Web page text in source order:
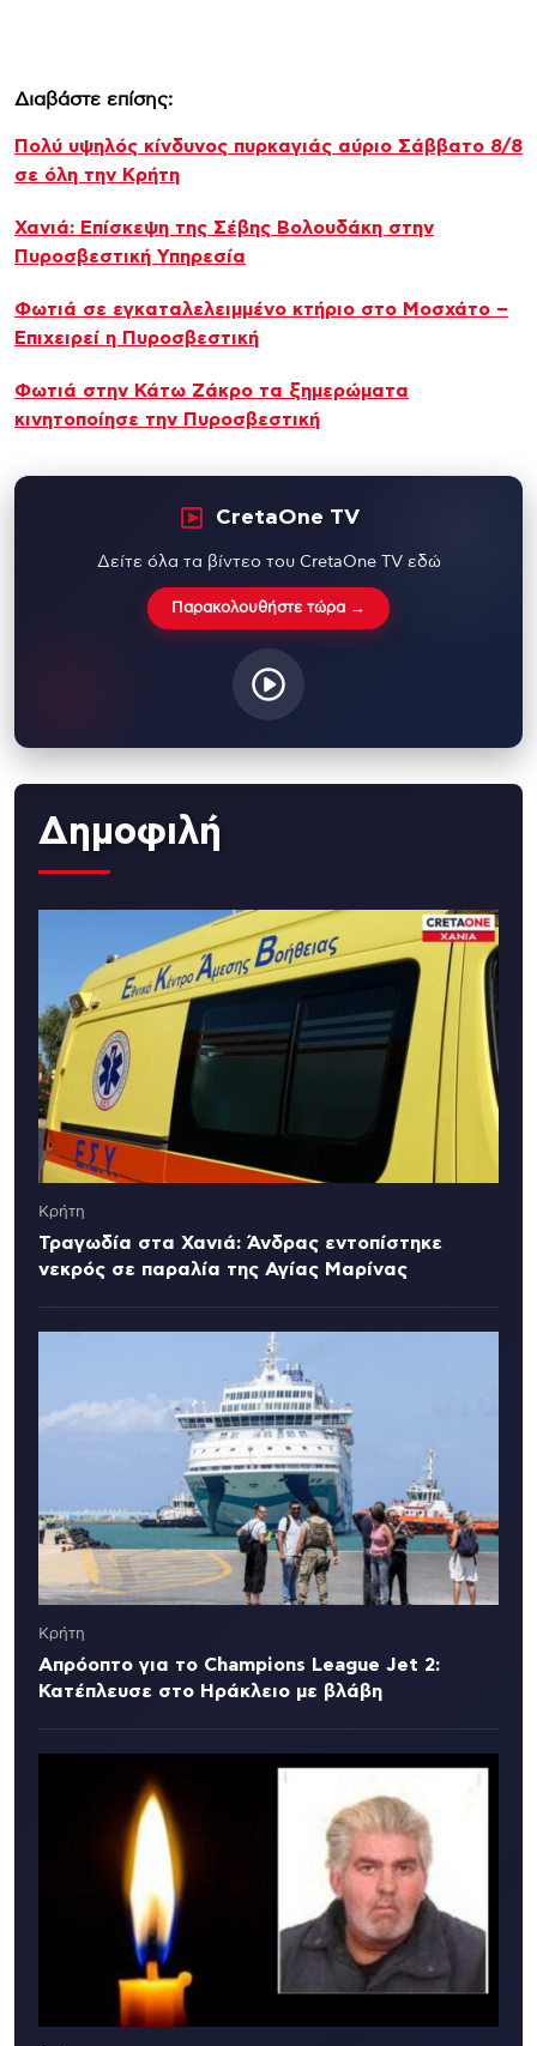
Διαβάστε επίσης:
Πολύ υψηλός κίνδυνος πυρκαγιάς αύριο Σάββατο 8/8
σε όλη την Κρήτη
Χανιά: Επίσκεψη της Σέβης Βολουδάκη στην
Πυροσβεστική Υπηρεσία
Φωτιά σε εγκαταλελειμμένο κτήριο στο Μοσχάτο –
Επιχειρεί η Πυροσβεστική
Φωτιά στην Κάτω Ζάκρο τα ξημερώματα
κινητοποίησε την Πυροσβεστική
CretaOne TV
Δείτε όλα τα βίντεο του CretaOne TV εδώ
Παρακολουθήστε τώρα →
Δημοφιλή
Κρήτη
Τραγωδία στα Χανιά: Άνδρας εντοπίστηκε
νεκρός σε παραλία της Αγίας Μαρίνας
Κρήτη
Απρόοπτο για το Champions League Jet 2:
Κατέπλευσε στο Ηράκλειο με βλάβη